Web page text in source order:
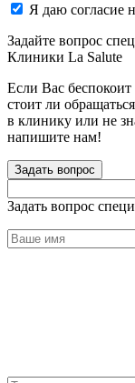
Я даю согласие
Задайте вопрос
Клиники La Salute
Если Вас
стоит ли обращаться
в клинику или не
напишите нам!
Задать вопрос
Задать вопрос